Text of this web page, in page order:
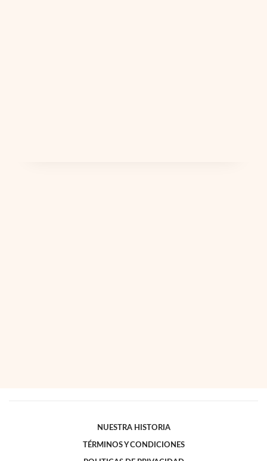
NUESTRA HISTORIA
TÉRMINOS Y CONDICIONES